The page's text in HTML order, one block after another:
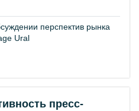
перспектив рынка
Ural
пресс-